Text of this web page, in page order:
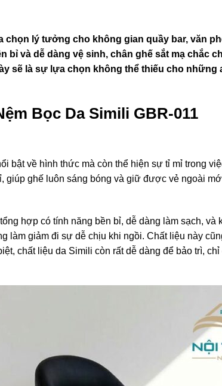
chọn lý tưởng cho không gian quầy bar, văn
và dễ dàng vệ sinh, chân ghế sắt mạ chắc
sẽ là sự lựa chọn không thể thiếu cho những
Bọc Da Simili GBR-011
bật về hình thức mà còn thể hiện sự tỉ mỉ trong
giúp ghế luôn sáng bóng và giữ được vẻ ngoài
hợp có tính năng bền bỉ, dễ dàng làm sạch,
làm giảm đi sự dễ chịu khi ngồi. Chất liệu này
chất liệu da Simili còn rất dễ dàng để bảo trì,